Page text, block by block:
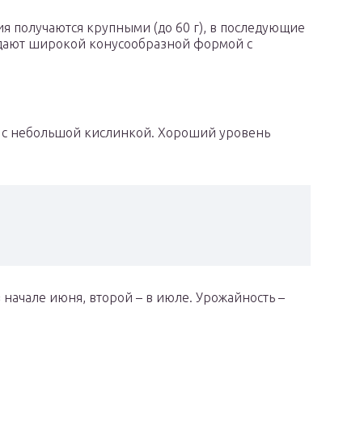
получаются крупными (до 60 г), в последующие
широкой конусообразной формой с
с небольшой кислинкой. Хороший уровень
начале июня, второй – в июле. Урожайность –